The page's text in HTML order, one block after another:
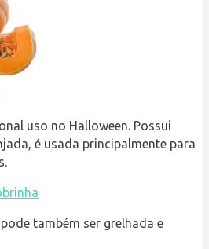
uso no Halloween. Possui
é usada principalmente para
também ser grelhada e